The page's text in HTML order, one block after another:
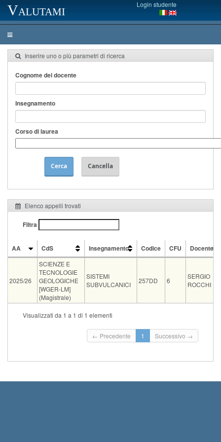
Valutami Login studente
Inserire uno o più parametri di ricerca
Cognome del docente
Insegnamento
Corso di laurea
Cerca Cancella
Elenco appelli trovati
Filtra
AA CdS Insegnamento Codice CFU
Docente
CdS
2025/26
SCIENZE E
TECNOLOGIE
GEOLOGICHE
[WGER-LM]
(Magistrale)
SISTEMI
SUBVULCANICI
257DD 6
SERGIO
ROCCHI
Tipo Data e ora Sede Note Iscritti
Termine iscrizioni: 05-
Visualizzati da 1 a 1 di 1 elementi
← Precedente 1 Successivo →